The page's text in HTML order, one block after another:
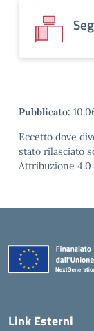
Pubblicato:
Eccetto dove
stato rilasciato
Attribuzione 4.0
Link Esterni